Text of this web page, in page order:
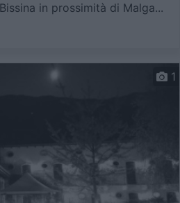
in prossimità di Malga...
1